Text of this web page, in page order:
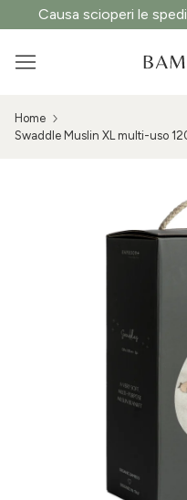
Causa scioperi le
Home
Swaddle Muslin XL multi-uso